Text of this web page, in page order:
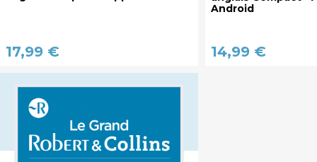
17,99 €
Android
14,99 €